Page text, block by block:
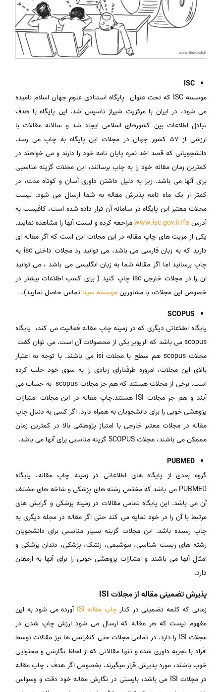
ISC
موسسه ISC که تحت عنوان پایگاه استنادی علوم جهان اسلام نامیده
می شود، در ایران با مرکزیت شیراز تاسیس شد. این پایگاه با هدف
تبادل اطلاعات بین کشورهای اسلامی ایجاد شد و سالانه مقالات با
ارزشی از 57 کشور جهان در مجلات این پایگاه به چاپ می رسد.
دانشجویانی که قصد اخذ نمره پایان نامه خود را دارند و می خواهند در
کمترین زمان مقاله خود را به چاپ برسانند، این مجلات گزینه مناسبی
برای آنها می باشد. زیرا به دلیل داشتن داوری آسان و کوتاه مدت، در
کمتر از یک ماه نامه پذیرش مقاله به شما ارسال می شود. لیست
مجلات معتبر این پایگاه در سامانه آن قرار داده شده است، کافیست به
آدرس www.isc.gov.ir/faمراجعه کرده و لیست آنها را مشاهده نمایید.
یکی از مزیت های چاپ مقاله در این مجلات این است که اگر مقاله ای
دارید که به زبان فارسی می باشد، می توانید رد مجلات داخلی isc به
چاپ برسانید اما اگر مقاله شما به زبان انگلیسی می باشد ، می توانید
ان را در مجلات خارجی isc چاپ کنید ( برای کسب اطلاعات بیشتر در
خصوص این مجلات، با مشاورینموسسه سینا تماس حاصل نمایید).
SCOPUS
پایگاه اطلاعاتی دیگری که در زمینه چاپ مقاله فعالیت می کند، پایگاه
scopus می باشد که الزیویر یکی از محصولات آن است. می توان گفت
مجلات scopus هم سطح با مجلات isi می باشند. با توجه به اعتبار
بالای این مجلات، امروزه طرفدارای زیادی را به سوی خود جلب کرده
است. برخی از مجلات هستند که هم جز مجلات scopus به حساب می
آیند و هم جز مجلات ISI هستند.چاپ مقاله در این مجلات امتیازات
پژوهشی خوبی را برای دانشجویان به همراه دارد. اگر کسی به دنبال چاپ
مقاله در مجلات معتبر خارجی با امتیاز پژوهشی بالا در کمترین زمان
مممکن می باشند، مجلات SCOPUS گزینه مناسبی برای آنها می باشد.
PUBMED
گروه بعدی از پایگاه های اطلاعاتی در زمینه چاپ مقاله، پایگاه
PUBMED می باشد که مختص رشته های پزشکی و شاخه های مختلف
آن می باشد. این پایگاه تمامی مقالات در زمینه پزشکی و گرایش های
مرتبط با آن را در خود نمایه می کند حتی اگر مقاله در مجله دیگری به
چاپ رسیده باشد. این مجلات گزینه بسیار مناسبی برای دانشجویان
رشته های زیست شناسی، بیوشیمی، زنتیک، پزشکی، دندان پزشکی و
امثال آنها می باشند و امتیازات پژوهشی خوبی را برای آنها به ارمغان
دارد.
پذیرش تضمینی مقاله از مجلات ISI
زمانی که کلمه تضمینی در کنارچاپ مقاله ISI
آورده می شود به این
مفهوم نیست که هر مقاله که ارسال می شود ارزش چاپ شدن در
مجلات ISI را دارد. در تمامی مجلات حتی کنفرانس ها نیز مقالات توسط
افراد با تجربه داوری شده و تنها مقالاتی که از لحاظ نگارشی و محتوایی
خوب باشند، مورد پذیرش قرار میگیرند. بخصوص اگر هدف ، چاپ مقاله
در مجلات ISI می باشد، بایستی در نگارش مقاله خود دقت و وسواس